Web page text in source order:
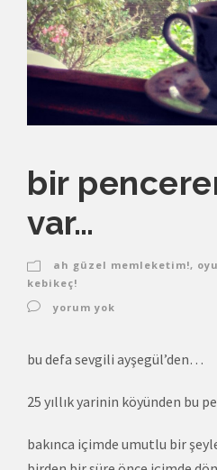
bir
var…
ah güzel memleketim!,
kebikeç!
yorum yok
bu defa sevgili ayşegül’den…
25 yıllık yarinin köyünden bu
bakınca içimde umutlu bir